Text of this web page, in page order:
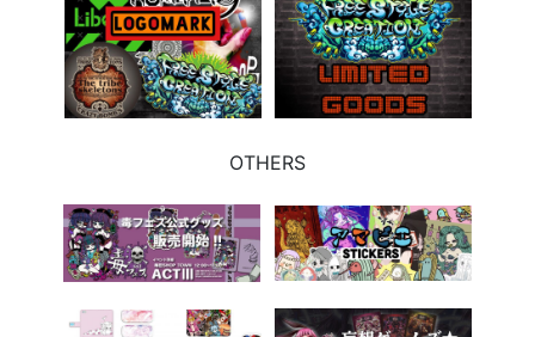
OTHERS